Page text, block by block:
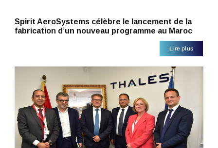
Spirit AeroSystems célèbre le lancement de la
fabrication d’un nouveau programme au Maroc
Lire plus